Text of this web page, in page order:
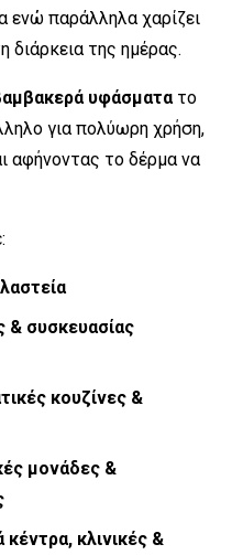
ενώ παράλληλα χαρίζει
διάρκεια της ημέρας.
υφάσματα το
για πολύωρη χρήση,
αφήνοντας το δέρμα να
& συσκευασίας
κουζίνες &
μονάδες &
κλινικές &